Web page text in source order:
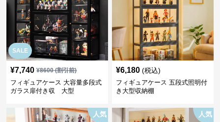
SALE
¥7,740 ¥8600(割引前)
フィギュアケース 大容量多段式
ガラス扉付き収 大型
¥6,180 (税込)
フィギュアケース 五段式照明付
き大型収納棚
人気 人気